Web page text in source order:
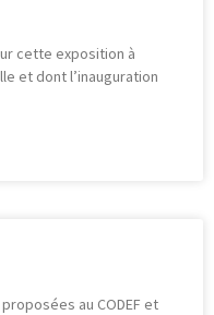
cette exposition à
et dont l’inauguration
au CODEF et